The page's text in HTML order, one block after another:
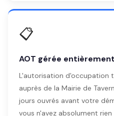
📋
AOT gérée
L'autorisation d'occupation
auprès de la Mairie de
jours ouvrés avant votre
vous n'avez absolument